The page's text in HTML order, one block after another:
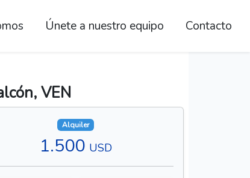
Únete a nuestro equipo Contacto
VEN
Alquiler
1.500 USD